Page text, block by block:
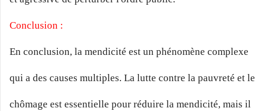
Conclusion :
En conclusion, la mendicité est un phénomène complexe
qui a des causes multiples. La lutte contre la pauvreté et le
chômage est essentielle pour réduire la mendicité, mais il